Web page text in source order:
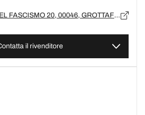
PIAZZA VITTIME DEL FASCISMO 20, 00046, GROTTAFERRATA
il rivenditore